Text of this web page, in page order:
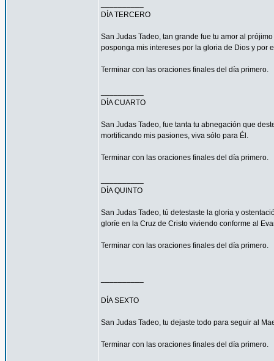
DÍA TERCERO
San Judas Tadeo, tan grande fue tu amor al
posponga mis intereses por la gloria de Dios y por
Terminar con las oraciones finales del día primero.
DÍA CUARTO
San Judas Tadeo, fue tanta tu abnegación que
mortificando mis pasiones, viva sólo para Él.
Terminar con las oraciones finales del día primero.
DÍA QUINTO
San Judas Tadeo, tú detestaste la gloria y
gloríe en la Cruz de Cristo viviendo conforme al
Terminar con las oraciones finales del día primero.
DÍA SEXTO
San Judas Tadeo, tu dejaste todo para seguir al
Terminar con las oraciones finales del día primero.